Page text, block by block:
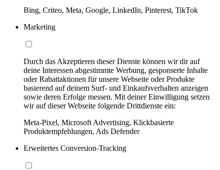
Bing, Criteo, Meta, Google, LinkedIn, Pinterest, TikTok
Marketing
Durch das Akzeptieren dieser Dienste können wir dir auf
deine Interessen abgestimmte Werbung, gesponserte Inhalte
oder Rabattaktionen für unsere Webseite oder Produkte
basierend auf deinem Surf- und Einkaufsverhalten anzeigen
sowie deren Erfolge messen. Mit deiner Einwilligung setzen
wir auf dieser Webseite folgende Drittdienste ein:
Meta-Pixel, Microsoft Advertising, Klickbasierte
Produktempfehlungen, Ads Defender
Erweitertes Conversion-Tracking